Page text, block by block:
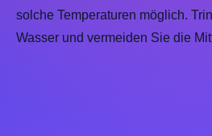
solche Temperaturen möglich.
Wasser und vermeiden Sie die